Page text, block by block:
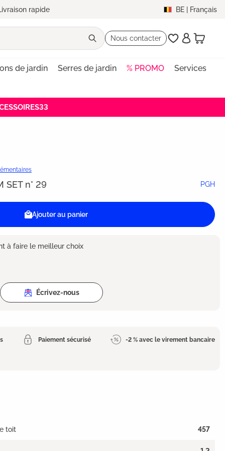
rapide BE | Français
Nous contacter
de jardin Serres de jardin % PROMO Services
n° 29 PGH
Ajouter au panier
à faire le meilleur choix
Écrivez-nous
Paiement sécurisé -2 % avec le virement bancaire
toit 457